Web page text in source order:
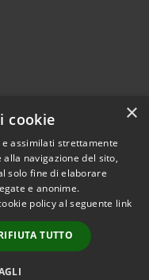
Copyright © 2023
•Comune di Massa
Lubrense • Powered
Municipium•Redazione
×
cookie
assimilati strettamente
navigazione del sito,
solo fine di elaborare
e anonime.
policy al seguente link
TUTTO